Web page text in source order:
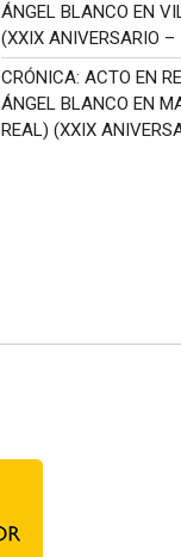
ÁNGEL BLANCO EN
(XXIX ANIVERSARIO
CRÓNICA: ACTO EN
ÁNGEL BLANCO EN
REAL) (XXIX